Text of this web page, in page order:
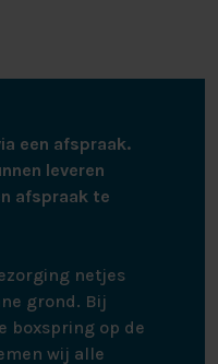
een afspraak.
leveren
afspraak te
netjes
grond. Bij
boxspring op de
wij alle